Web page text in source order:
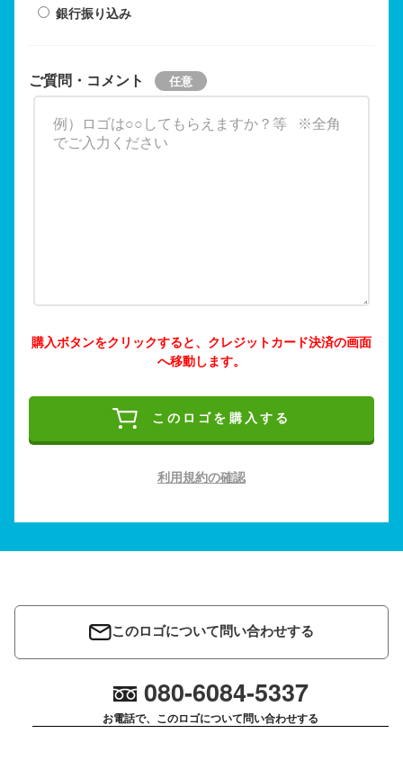
銀行振り込み
ご質問・コメント
購入ボタンをクリックすると、クレジットカード決済の画面
へ移動します。
このロゴを購入する
利用規約の確認
このロゴについて問い合わせする
080-6084-5337
お電話で、このロゴについて問い合わせする